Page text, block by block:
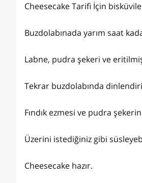
Cheesecake Tarifi İçin
Buzdolabınada yarım saat
Labne, pudra şekeri ve
Tekrar buzdolabında
Fındık ezmesi ve pudra
Üzerini istediğiniz gibi
Cheesecake hazır.